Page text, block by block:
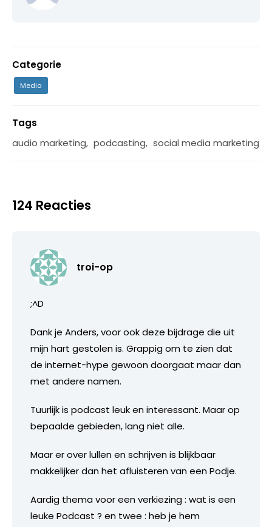
Categorie
Media
Tags
audio marketing, podcasting, social media marketing
124 Reacties
troi-op
;^D
Dank je Anders, voor ook deze bijdrage die uit
mijn hart gestolen is. Grappig om te zien dat
de internet-hype gewoon doorgaat maar dan
met andere namen.
Tuurlijk is podcast leuk en interessant. Maar op
bepaalde gebieden, lang niet alle.
Maar er over lullen en schrijven is blijkbaar
makkelijker dan het afluisteren van een Podje.
Aardig thema voor een verkiezing : wat is een
leuke Podcast ? en twee : heb je hem